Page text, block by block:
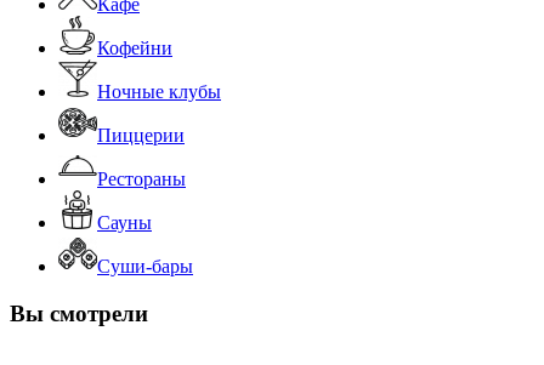
Кафе
Кофейни
Ночные клубы
Пиццерии
Рестораны
Сауны
Суши-бары
Вы смотрели